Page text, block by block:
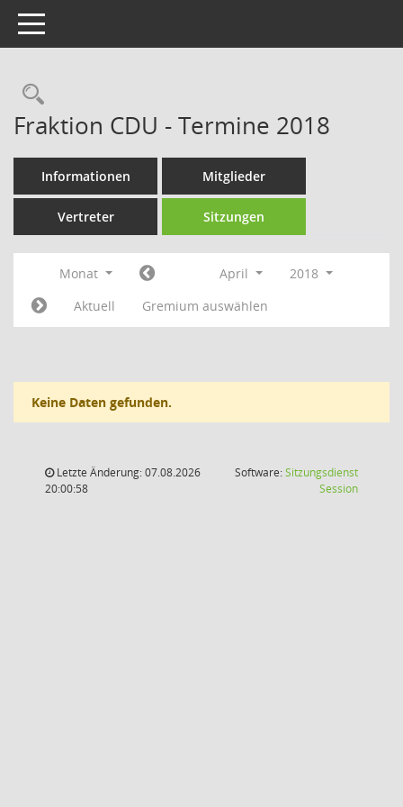
Toggle navigation
Rechercheauswahl
Fraktion CDU - Termine 2018
Informationen Mitglieder
Vertreter Sitzungen
Monat April
2018
Aktuell
Gremium auswählen
Keine Daten gefunden.
Letzte Änderung: 07.08.2026
20:00:58
Software:Sitzungsdienst
Session(Wird in